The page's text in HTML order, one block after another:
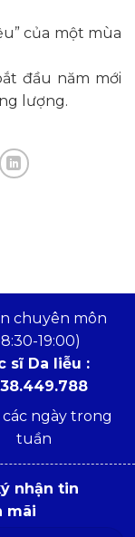
đến
của một mùa
đầu năm mới
lượng.
chuyên môn
19:00)
sĩ Da liễu :
các ngày trong
tuần
nhận tin
mãi